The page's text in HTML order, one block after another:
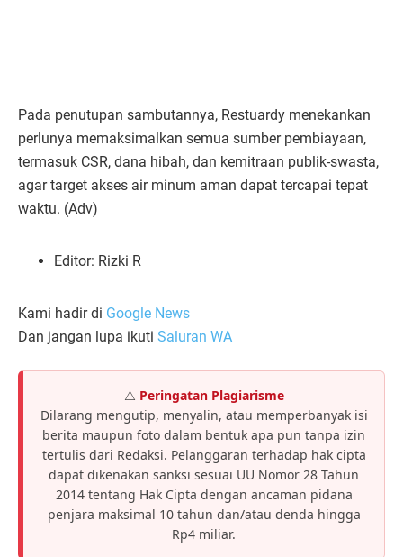
Pada penutupan sambutannya, Restuardy menekankan
perlunya memaksimalkan semua sumber pembiayaan,
termasuk CSR, dana hibah, dan kemitraan publik-swasta,
agar target akses air minum aman dapat tercapai tepat
waktu. (Adv)
Editor: Rizki R
Kami hadir di Google News
Dan jangan lupa ikuti Saluran WA
⚠️ Peringatan Plagiarisme
Dilarang mengutip, menyalin, atau memperbanyak isi
berita maupun foto dalam bentuk apa pun tanpa izin
tertulis dari Redaksi. Pelanggaran terhadap hak cipta
dapat dikenakan sanksi sesuai UU Nomor 28 Tahun
2014 tentang Hak Cipta dengan ancaman pidana
penjara maksimal 10 tahun dan/atau denda hingga
Rp4 miliar.